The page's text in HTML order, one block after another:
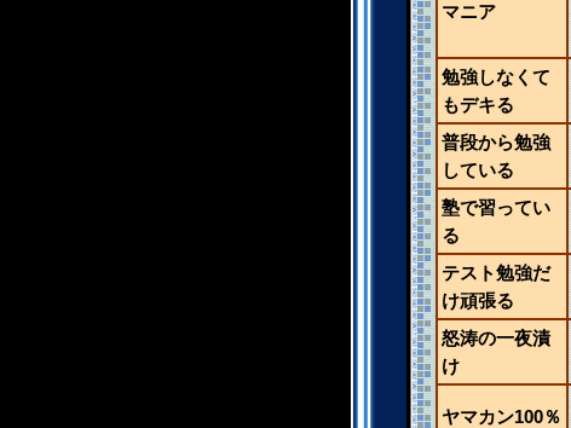
マニア
勉強しなくて
もデキる
普段から勉強
している
塾で習ってい
る
テスト勉強だ
け頑張る
怒涛の一夜漬
け
ヤマカン100％